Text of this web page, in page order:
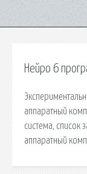
Нейро 6
аппаратный
сиcтема,
аппаратный